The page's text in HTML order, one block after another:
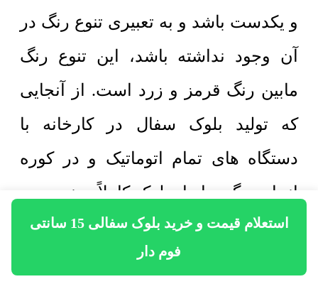
استعلام قیمت و خرید بلوک سفالی 15 سانتی
فوم دار
و یکدست باشد و به تعبیری تنوع رنگ در
آن وجود نداشته باشد، این تنوع رنگ
مابین رنگ قرمز و زرد است. از آنجایی
که تولید بلوک سفال در کارخانه با
دستگاه های تمام اتوماتیک و در کوره
انجام میگیرد ابعاد بلوک کاملاً مهندسی و
دقیق است اما در برخی از کارگاه های
تولیدی بلوک سفالی با استفاده از